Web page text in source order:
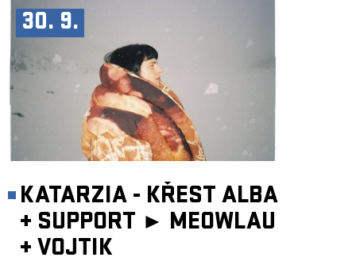
30. 9.
KATARZIA - KŘEST ALBA
+ SUPPORT ► MEOWLAU
+ VOJTIK